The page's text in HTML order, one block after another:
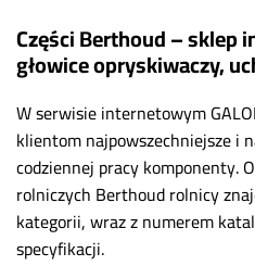
Części Berthoud – sklep
głowice opryskiwaczy,
W serwisie internetowym
klientom najpowszechniejsze i
codziennej pracy komponenty.
rolniczych Berthoud rolnicy
kategorii, wraz z numerem
specyfikacji.